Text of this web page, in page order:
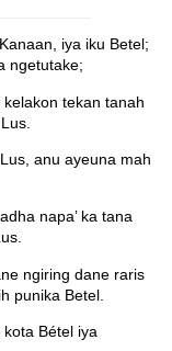
iya iku Betel;
ngetutake;
tekan tanah
anu ayeuna mah
napa’ ka tana
ngiring dane raris
punika Betel.
Bétel iya